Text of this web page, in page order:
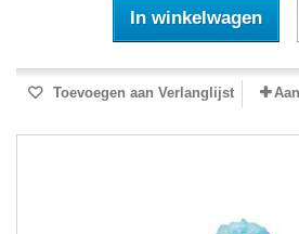
In winkelwagen
Toevoegen aan Verlanglijst